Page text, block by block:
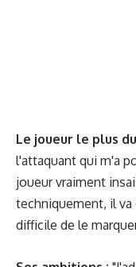
Le joueur le plus
l'attaquant qui m'a
joueur vraiment
techniquement, il va
difficile de le